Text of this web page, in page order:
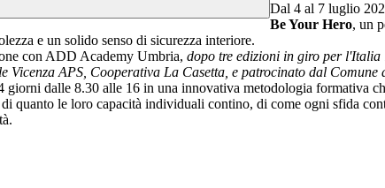
Dal 4 al 7 luglio
Be Your Hero, un
e un solido senso di sicurezza interiore.
con ADD Academy Umbria, dopo tre edizioni in giro per l'Italia
APS, Cooperativa La Casetta, e patrocinato dal Comune
dalle 8.30 alle 16 in una innovativa metodologia formativa
quanto le loro capacità individuali contino, di come ogni sfida